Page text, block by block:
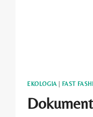
EKOLOGIA FAST